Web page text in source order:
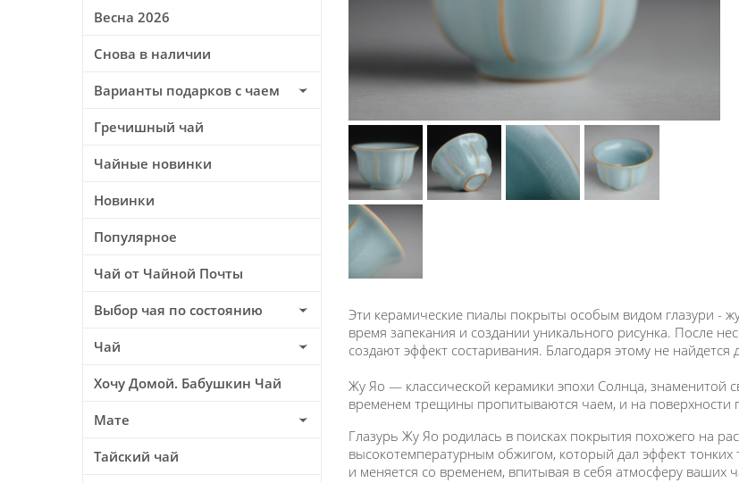
Весна 2026
Снова в наличии
Варианты подарков с чаем
Гречишный чай
Чайные новинки
Новинки
Популярное
Чай от Чайной Почты
Выбор чая по состоянию
Чай
Хочу Домой. Бабушкин Чай
Мате
Тайский чай
Эти керамические пиалы покрыты особым видом глазури -
время запекания и создании уникального рисунка. После
создают эффект состаривания. Благодаря этому не
Жу Яо — классической керамики эпохи Солнца, знаменитой
временем трещины пропитываются чаем, и на поверхности
Глазурь Жу Яо родилась в поисках покрытия похожего на
высокотемпературным обжигом, который дал эффект
и меняется со временем, впитывая в себя атмосферу ваших